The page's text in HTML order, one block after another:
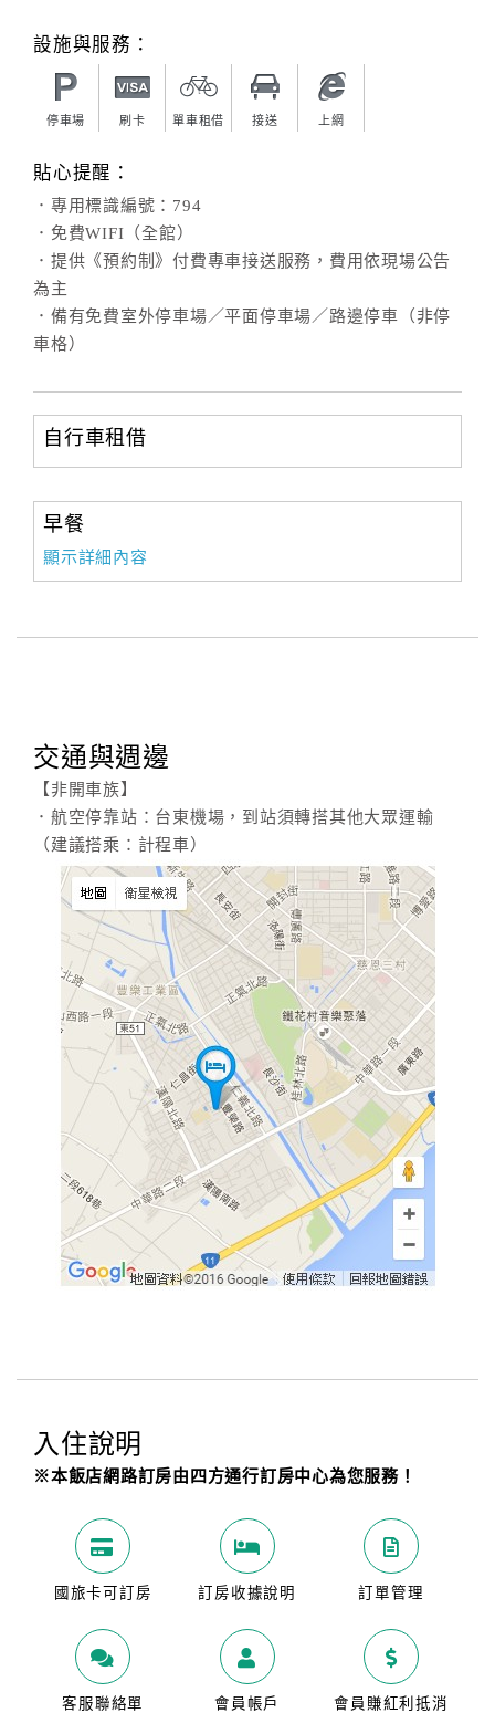
計
品
宣
傳
設施與服務：
停車場 刷卡 單車租借 接送 上網
貼心提醒：
．專用標識編號：794
．免費WIFI（全館）
．提供《預約制》付費專車接送服務，費用依現場公告
為主
．備有免費室外停車場／平面停車場／路邊停車（非停
車格）
自行車租借
早餐
顯示詳細內容
交通與週邊
【非開車族】
．航空停靠站：台東機場，到站須轉搭其他大眾運輸
（建議搭乘：計程車）
入住說明
※本飯店網路訂房由四方通行訂房中心為您服務！
國旅卡可訂房 訂房收據說明 訂單管理
客服聯絡單 會員帳戶
會員賺紅利抵消